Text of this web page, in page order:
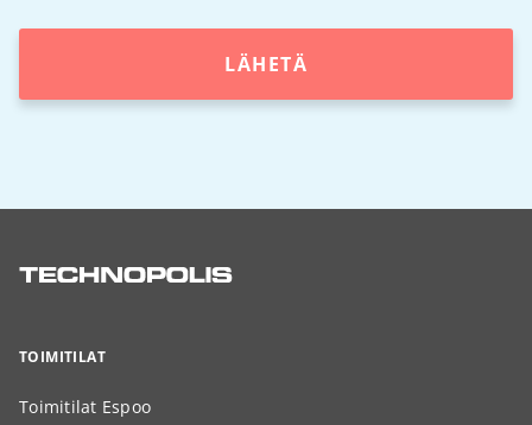
LÄHETÄ
TOIMITILAT
Toimitilat Espoo